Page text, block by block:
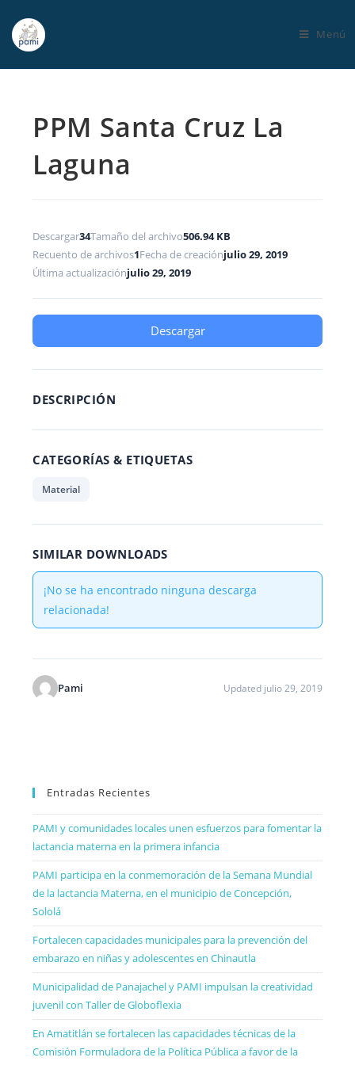
Menú
PPM Santa Cruz La
Laguna
Descargar34Tamaño del archivo506.94 KB
Recuento de archivos1Fecha de creaciónjulio 29, 2019
Última actualizaciónjulio 29, 2019
Descargar
DESCRIPCIÓN
CATEGORÍAS & ETIQUETAS
Material
SIMILAR DOWNLOADS
¡No se ha encontrado ninguna descarga
relacionada!
Pami Updated julio 29, 2019
Entradas Recientes
PAMI y comunidades locales unen esfuerzos para fomentar la
lactancia materna en la primera infancia
PAMI participa en la conmemoración de la Semana Mundial
de la lactancia Materna, en el municipio de Concepción,
Sololá
Fortalecen capacidades municipales para la prevención del
embarazo en niñas y adolescentes en Chinautla
Municipalidad de Panajachel y PAMI impulsan la creatividad
juvenil con Taller de Globoflexia
En Amatitlán se fortalecen las capacidades técnicas de la
Comisión Formuladora de la Política Pública a favor de la